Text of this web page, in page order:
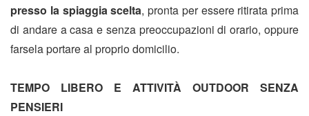
presso la spiaggia scelta, pronta per essere ritirata prima
di andare a casa e senza preoccupazioni di orario, oppure
farsela portare al proprio domicilio.
TEMPO LIBERO E ATTIVITÀ OUTDOOR SENZA
PENSIERI